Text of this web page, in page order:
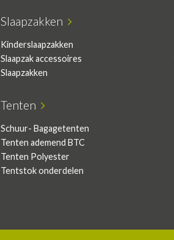
Slaapzakken
Kinderslaapzakken
Slaapzak accessoires
Slaapzakken
Tenten
Schuur- Bagagetenten
Tenten ademend BTC
Tenten Polyester
Tentstok onderdelen